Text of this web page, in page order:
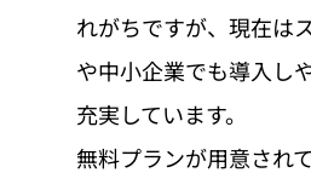
れがちですが、現在は
や中小企業でも導入し
充実しています。
無料プランが用意され